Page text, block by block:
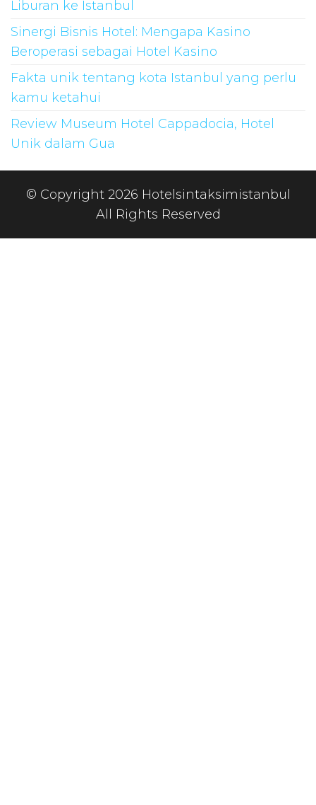
Liburan ke Istanbul
Sinergi Bisnis Hotel: Mengapa Kasino
Beroperasi sebagai Hotel Kasino
Fakta unik tentang kota Istanbul yang perlu
kamu ketahui
Review Museum Hotel Cappadocia, Hotel
Unik dalam Gua
© Copyright 2026 Hotelsintaksimistanbul
All Rights Reserved